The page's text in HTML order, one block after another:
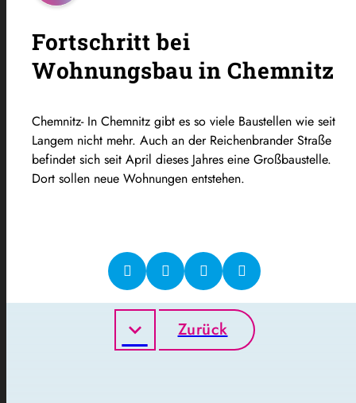
Fortschritt bei
Wohnungsbau in Chemnitz
Chemnitz- In Chemnitz gibt es so viele Baustellen wie seit
Langem nicht mehr. Auch an der Reichenbrander Straße
befindet sich seit April dieses Jahres eine Großbaustelle.
Dort sollen neue Wohnungen entstehen.
Zurück